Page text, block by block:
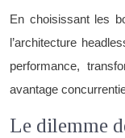
En choisissant les
l’architecture
performance,
avantage
Le dilemme